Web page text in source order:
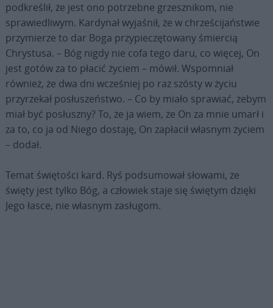
podkreślił, że jest ono potrzebne grzesznikom, nie
sprawiedliwym. Kardynał wyjaśnił, że w chrześcijaństwie
przymierze to dar Boga przypieczętowany śmiercią
Chrystusa. – Bóg nigdy nie cofa tego daru, co więcej, On
jest gotów za to płacić życiem – mówił. Wspomniał
również, że dwa dni wcześniej po raz szósty w życiu
przyrzekał posłuszeństwo. – Co by miało sprawiać, żebym
miał być posłuszny? To, że ja wiem, że On za mnie umarł i
za to, co ja od Niego dostaję, On zapłacił własnym życiem
– dodał.
Temat świętości kard. Ryś podsumował słowami, że
święty jest tylko Bóg, a człowiek staje się świętym dzięki
Jego łasce, nie własnym zasługom.